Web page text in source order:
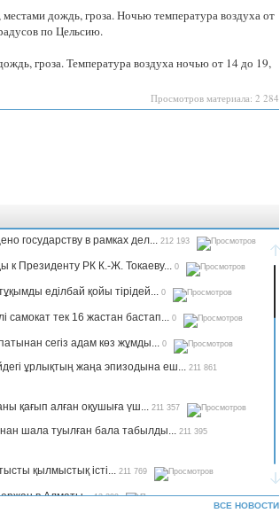
дождь, гроза. Ночью температура воздуха от
по Цельсию.
гроза. Температура воздуха ночью от 14 до 19,
Просмотров материала: 2 284
государству в рамках дел... 212 193
Президенту РК К.-Ж. Токаеву... 0
еділбай қойы тірідей... 0
тек 16 жастан бастап... 0
сегіз адам көз жұмды... 0
ұрлықтың жаңа эпизодына еш... 211 861
қағып алған оқушыға үш... 211 357
шала туылған бала табылды... 211 395
қылмыстық істі... 211 769
в Алматы... 13 299
ВСЕ НОВОСТИ